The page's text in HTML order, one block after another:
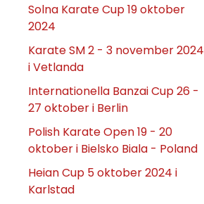
Solna Karate Cup 19 oktober
2024
Karate SM 2 - 3 november 2024
i Vetlanda
Internationella Banzai Cup 26 -
27 oktober i Berlin
Polish Karate Open 19 - 20
oktober i Bielsko Biala - Poland
Heian Cup 5 oktober 2024 i
Karlstad